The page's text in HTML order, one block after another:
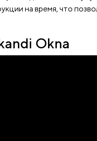
на время, что
Okna